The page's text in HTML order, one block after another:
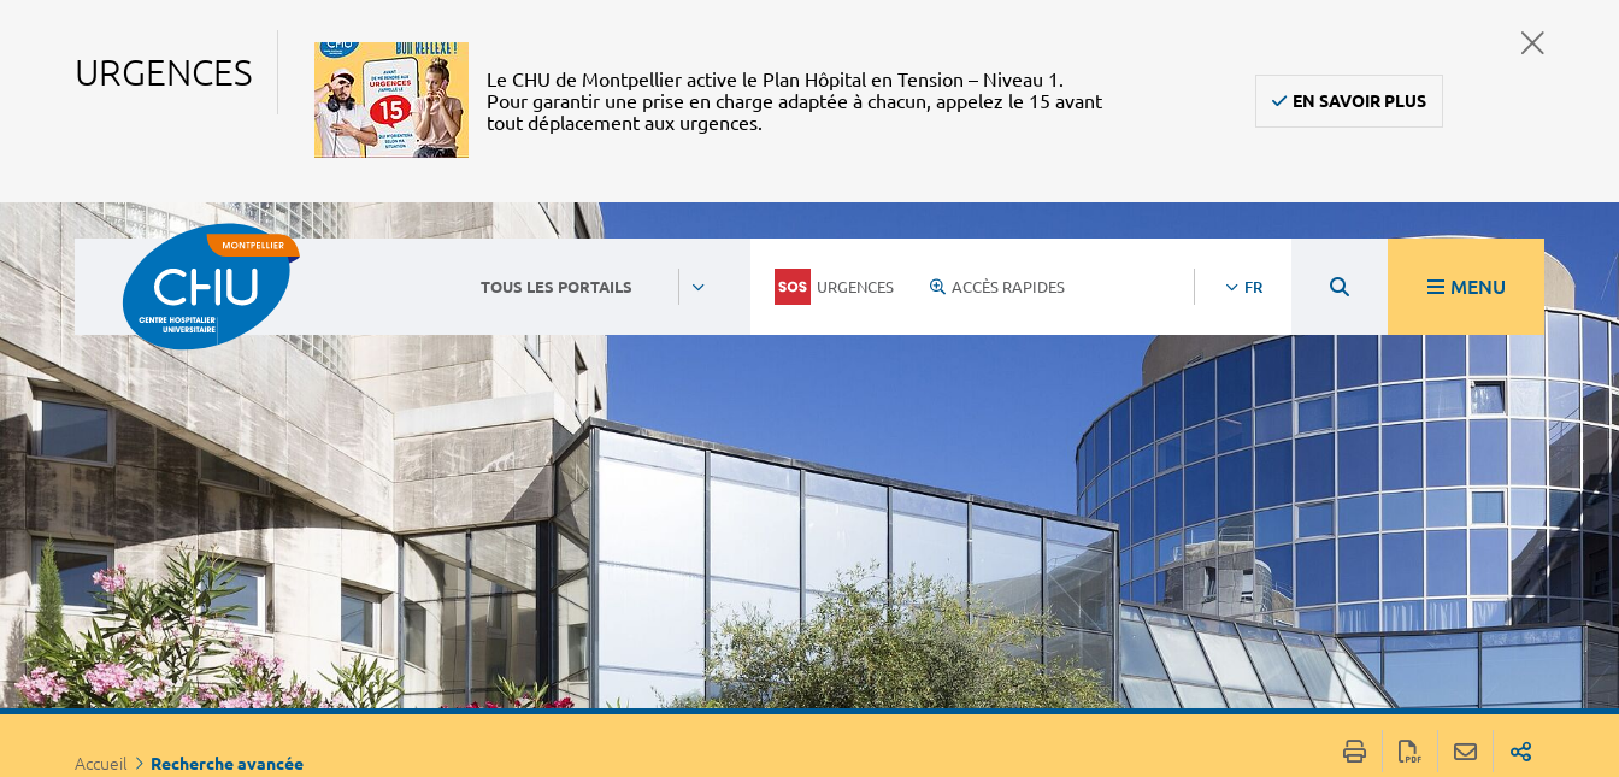
URGENCES
Le CHU de Montpellier active le Plan Hôpital en Tension – Niveau 1.
Pour garantir une prise en charge adaptée à chacun, appelez le 15 avant
tout déplacement aux urgences.
EN SAVOIR PLUS
TOUS LES PORTAILS URGENCES ACCÈS RAPIDES FR MENU
Accueil Recherche avancée